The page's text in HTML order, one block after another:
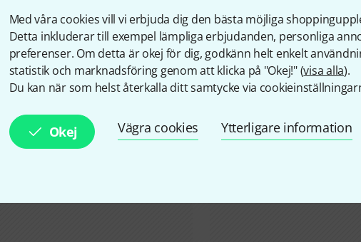
Med våra cookies vill vi erbjuda dig den bästa möjliga
Detta inkluderar till exempel lämpliga erbjudanden, personliga
preferenser. Om detta är okej för dig, godkänn helt enkelt
statistik och marknadsföring genom att klicka på "Okej!" (visa alla).
Du kan när som helst återkalla ditt samtycke via
Okej Vägra cookies Ytterligare information
Visste du?